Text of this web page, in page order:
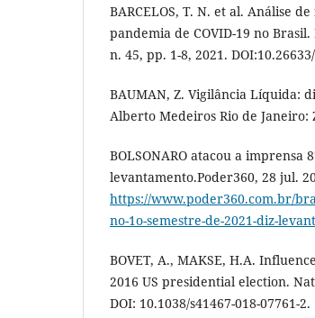
BARCELOS, T. N. et al. Análise
pandemia de COVID-19 no
n. 45, pp. 1-8, 2021. DOI:10.26633/
BAUMAN, Z. Vigilância Líquida:
Alberto Medeiros Rio de Janeiro:
BOLSONARO atacou a imprensa
levantamento.Poder360, 28 jul.
https://www.poder360.com.br/
no-1o-semestre-de-2021-diz-
BOVET, A., MAKSE, H.A.
2016 US presidential election.
DOI: 10.1038/s41467-018-07761-2.